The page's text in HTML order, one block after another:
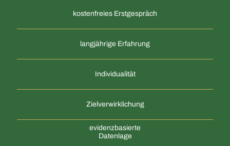
kostenfreies Erstgespräch
langjährige Erfahrung
Individualität
Zielverwirklichung
evidenzbasierte
Datenlage